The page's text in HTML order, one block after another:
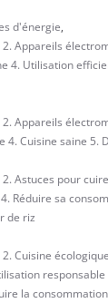
d'énergie,
Appareils
4. Utilisation
Appareils
4. Cuisine saine 5.
Astuces pour
Réduire sa
de riz
Cuisine
la